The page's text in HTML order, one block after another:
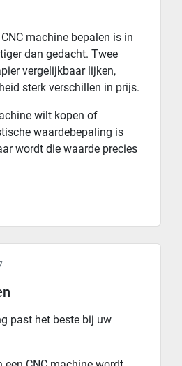
machine bepalen is in
dan gedacht. Twee
vergelijkbaar lijken,
sterk verschillen in prijs.
wilt kopen of
waardebepaling is
wordt die waarde precies
past het beste bij uw